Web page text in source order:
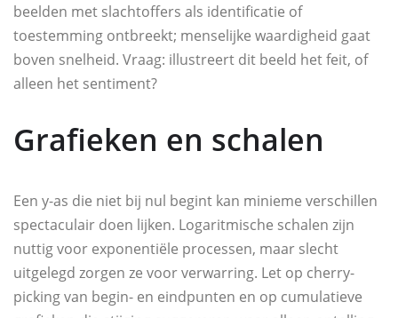
beelden met slachtoffers als identificatie of
toestemming ontbreekt; menselijke waardigheid gaat
boven snelheid. Vraag: illustreert dit beeld het feit, of
alleen het sentiment?
Grafieken en schalen
Een y-as die niet bij nul begint kan minieme verschillen
spectaculair doen lijken. Logaritmische schalen zijn
nuttig voor exponentiële processen, maar slecht
uitgelegd zorgen ze voor verwarring. Let op cherry-
picking van begin- en eindpunten en op cumulatieve